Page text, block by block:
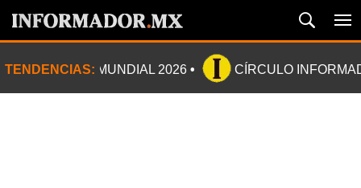
TENDENCIAS: MUNDIAL 2026 CÍRCULO